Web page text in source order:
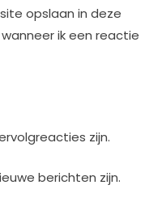
opslaan in deze
ik een reactie
zijn.
berichten zijn.